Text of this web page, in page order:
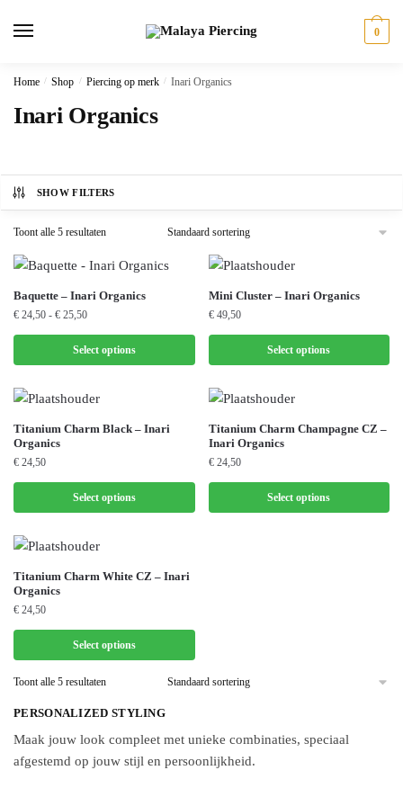
0
Home / Shop / Piercing op merk / Inari Organics
Inari Organics
SHOW FILTERS
Toont alle 5 resultaten
Baquette – Inari Organics
€ 24,50 - € 25,50Prijsklasse:
tot
€ 25,50
Select options
Dit
product
heeft
meerdere
Deze
optie
kan
gekozen
worden
op
de
productpagina
Mini Cluster – Inari Organics
€49,50
Select options
Titanium Charm Black – Inari
Organics
€ 24,50
Select options
Dit
product
heeft
variaties.
Deze
kan
gekozen
productpagina
Titanium Charm Champagne CZ –
Inari Organics
€24,50
Select options
Dit
product
heeft
variaties.
productpagina
Titanium Charm White CZ – Inari
Organics
€ 24,50
Select options
Dit
product
heeft
variaties.
Deze
gekozen
worden
Toont alle 5 resultaten
PERSONALIZED STYLING
Maak jouw look compleet met unieke combinaties, speciaal
afgestemd op jouw stijl en persoonlijkheid.